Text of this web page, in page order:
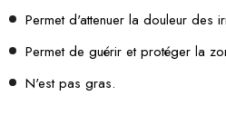
Permet d'attenuer la douleur des
Permet de guérir et protéger la
N'est pas gras.